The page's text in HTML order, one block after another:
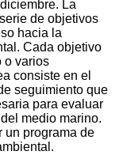
La
de objetivos
hacia la
Cada objetivo
o varios
consiste en el
seguimiento que
para evaluar
medio marino.
un programa de